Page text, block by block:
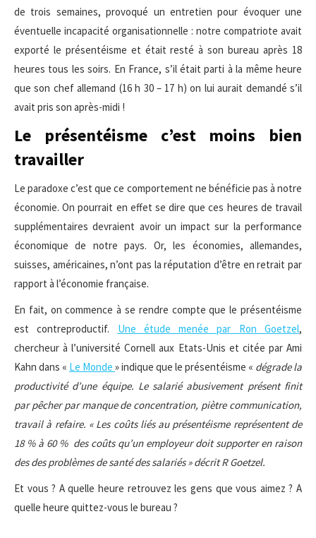
de trois semaines, provoqué un entretien pour évoquer une
éventuelle incapacité organisationnelle : notre compatriote avait
exporté le présentéisme et était resté à son bureau après 18
heures tous les soirs. En France, s’il était parti à la même heure
que son chef allemand (16 h 30 – 17 h) on lui aurait demandé s’il
avait pris son après-midi !
Le présentéisme c’est moins bien
travailler
Le paradoxe c’est que ce comportement ne bénéficie pas à notre
économie. On pourrait en effet se dire que ces heures de travail
supplémentaires devraient avoir un impact sur la performance
économique de notre pays. Or, les économies, allemandes,
suisses, américaines, n’ont pas la réputation d’être en retrait par
rapport à l’économie française.
En fait, on commence à se rendre compte que le présentéisme
est contreproductif. Une étude menée par Ron Goetzel,
chercheur à l’université Cornell aux Etats-Unis et citée par Ami
Kahn dans « Le Monde » indique que le présentéisme « dégrade la
productivité d’une équipe. Le salarié abusivement présent finit
par pêcher par manque de concentration, piètre communication,
travail à refaire. « Les coûts liés au présentéisme représentent de
18 % à 60 % des coûts qu’un employeur doit supporter en raison
des des problèmes de santé des salariés » décrit R Goetzel.
Et vous ? A quelle heure retrouvez les gens que vous aimez ? A
quelle heure quittez-vous le bureau ?